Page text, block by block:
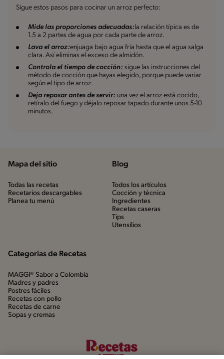
Sigue estos pasos para cocinar un arroz perfecto:
Mide las proporciones adecuadas:la relación típica es de
1.5 a 2 partes de agua por cada parte de arroz.
Lava el arroz:enjuaga bajo agua fría hasta que el agua salga
clara. Así eliminas el exceso de almidón.
Controla el tiempo de cocción: sigue las instrucciones del
método de cocción que hayas elegido, porque puede variar
según el tipo de arroz.
Deja reposar antes de servir: una vez el arroz está cocido,
retíralo del fuego y déjalo reposar tapado durante unos 5-10
minutos.
Mapa del sitio
Todas las recetas
Recetarios descargables
Planea tu menú
Blog
Todos los artículos
Cocción y técnica
Ingredientes
Recetas caseras
Tips
Utensílios
Categorias de Recetas
MAGGI® Sabor a Colombia
Madres y padres
Postres fáciles
Recetas con pollo
Recetas de carne
Sopas y cremas